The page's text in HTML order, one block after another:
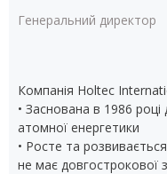
Генеральний директор
Компанія Holtec
• Заснована в 1986
атомної енергетики
• Росте та
не має довгострокової